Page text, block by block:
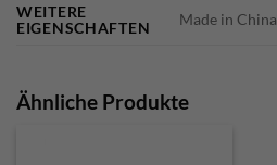
WEITERE
EIGENSCHAFTEN
Made in China
Ähnliche Produkte